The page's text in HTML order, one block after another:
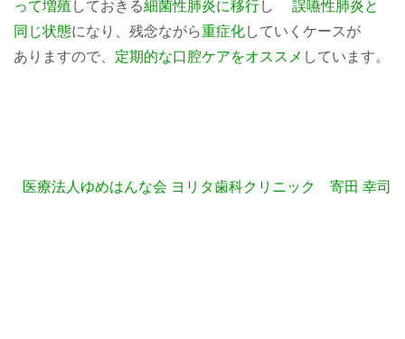
って増殖 しておきる細菌性肺炎に移行し 誤嚥性肺炎と
同じ状態になり、残念ながら重症化していくケースが
ありますので、 定期的な口腔ケアをオススメ しています。
医療法人ゆめはんな会 ヨリタ歯科クリニック 寄田 幸司